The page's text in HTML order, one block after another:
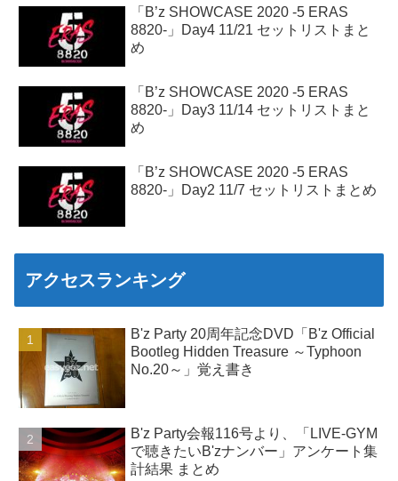
「B’z SHOWCASE 2020 -5 ERAS
8820-」Day4 11/21 セットリストまと
め
「B’z SHOWCASE 2020 -5 ERAS
8820-」Day3 11/14 セットリストまと
め
「B’z SHOWCASE 2020 -5 ERAS
8820-」Day2 11/7 セットリストまとめ
アクセスランキング
B'z Party 20周年記念DVD「B'z Official
Bootleg Hidden Treasure ～Typhoon
No.20～」覚え書き
B'z Party会報116号より、「LIVE-GYM
で聴きたいB'zナンバー」アンケート集
計結果 まとめ